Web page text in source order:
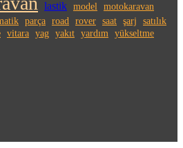
lastik model motokaravan
parça road rover saat şarj
satılık
vitara yag yakıt yardım yükseltme